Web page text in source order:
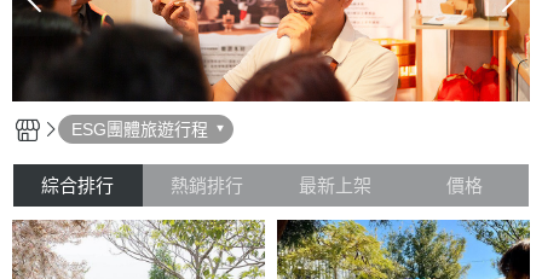
ESG團體旅遊行程
綜合排行 熱銷排行 最新上架 價格